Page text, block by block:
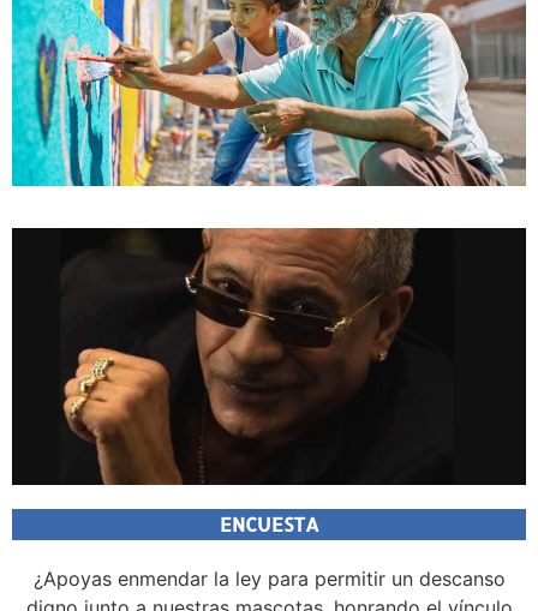
ENCUESTA
¿Apoyas enmendar la ley para permitir un descanso